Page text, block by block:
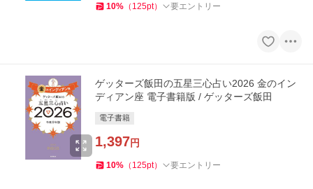
10% （ 125pt） 要エントリー
ゲッターズ飯田の五星三心占い2026 金のイン
ディアン座 電子書籍版 / ゲッターズ飯田
電子書籍
1,397円
10% （ 125pt） 要エントリー